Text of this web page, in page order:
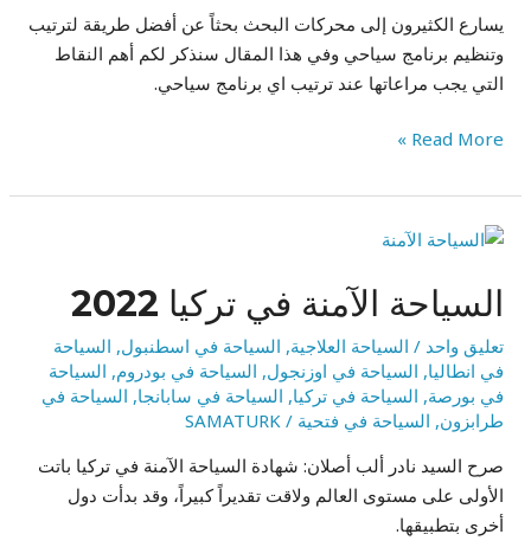
يسارع الكثيرون إلى محركات البحث بحثاً عن أفضل طريقة لترتيب
وتنظيم برنامج سياحي وفي هذا المقال سنذكر لكم أهم النقاط
التي يجب مراعاتها عند ترتيب اي برنامج سياحي.
Read More »
السياحة الآمنة في تركيا 2022
تعليق واحد / السياحة العلاجية, السياحة في اسطنبول, السياحة
في انطاليا, السياحة في اوزنجول, السياحة في بودروم, السياحة
في بورصة, السياحة في تركيا, السياحة في سابانجا, السياحة في
طرابزون, السياحة في فتحية /
SAMATURK
صرح السيد نادر ألب أصلان: شهادة السياحة الآمنة في تركيا باتت
الأولى على مستوى العالم ولاقت تقديراً كبيراً، وقد بدأت دول
أخرى بتطبيقها.
السياحة
في
تركيا
2022